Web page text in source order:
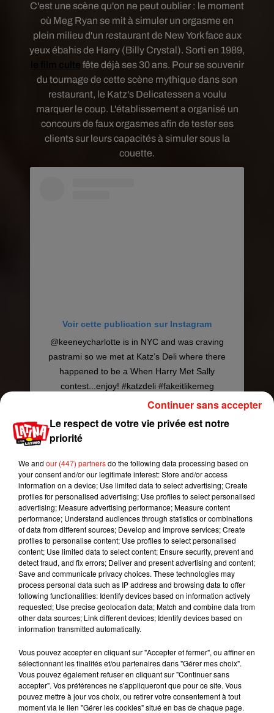
C'est une scène qu'on ne peut oublier : le moment
où Meg Ryan se mit à simuler un orgasme en
plein milieu d'un restaurant de New York face aux
yeux ébahis de Harry (Billy Crystal). Sorti en 1989,
le film culte fête déjà ses 30 ans. Pour se souvenir
du tournage de cette scène mythique dans son
restaurant, le Katz's Delicatessen a voulu
marquer le coup. L'établissement a organisé un
concours de faux orgasmes afin de tester ses
clients sur leurs capacités à simuler sous la
couette.
Voir cette publication sur Instagram
@keeneycharlotte is in NYC and was craving
pastrami so we met at Katz’s Deli where there
happened to be a When Harry Met Sally
contest...enjoy! #katzdeli #fakeitlikemeg
#whenharrymetsally @megryan
Une publication partagée par Leslie Cummings(@scullynyc) le
exercice ! Les clients se sont prêtés au jeu et ont
pris beaucoup de plaisir à le faire. LeKatz's
Delicatessena par la suite mis les internautes au
défi. Leur challenge : se filmer en train de simuler
un orgasme et publier leurs vidéos avec les
hashtags #katzsdeli, #fakeitlikemeg ("simule
comme Meg") et #whenharrymetsally. Si le but
est de -bien sûr- bien rigoler, le restaurant promet
également aux gagnants la possibilité de
remporter un colis inspiré du film (uniquement à
destination des États-Unis), sans dire de quoi il
s'agissait.
Le respect de votre vie privée est notre
priorité
We and our (447) partnersdo the following data processing based on
your consent and/or our legitimate interest: Store and/or access
information on a device; Use limited data to select advertising; Create
profiles for personalised advertising; Use profiles to select personalised
advertising; Measure advertising performance; Measure content
performance; Understand audiences through statistics or combinations
of data from different sources; Develop and improve services; Create
profiles to personalise content; Use profiles to select personalised
content; Use limited data to select content; Ensure security, prevent and
detect fraud, and fix errors; Deliver and present advertising and content;
Save and communicate privacy choices. These technologies may
process personal data such as IP address and browsing data to offer
following functionalities: Identify devices based on information actively
requested; Use precise geolocation data; Match and combine data from
other data sources; Link different devices; Identify devices based on
information transmitted automatically.
Vous pouvez accepter en cliquant sur "Accepter et fermer", ou affiner en
sélectionnant les finalités et/ou partenaires dans "Gérer mes choix".
Vous pouvez également refuser en cliquant sur "Continuer sans
accepter". Vos préférences ne s'appliqueront que pour ce site. Vous
pouvez mettre à jour vos choix, ou retirer votre consentement à tout
moment via le lien "Gérer les cookies" situé en bas de chaque page.
Continuer sans accepter